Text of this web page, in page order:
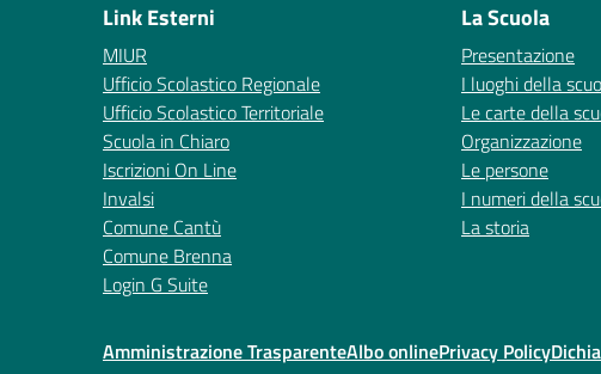
Link Esterni
MIUR
Ufficio Scolastico Regionale
Ufficio Scolastico Territoriale
Scuola in Chiaro
Iscrizioni On Line
Invalsi
Comune Cantù
Comune Brenna
Login G Suite
La Scuola
Presentazione
I luoghi della
Le carte della
Organizzazione
Le persone
I numeri della
La storia
Amministrazione TrasparenteAlbo onlinePrivacy Policy